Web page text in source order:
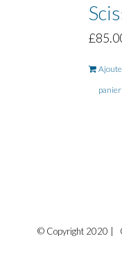
£
panier
© Copyright 2020 |